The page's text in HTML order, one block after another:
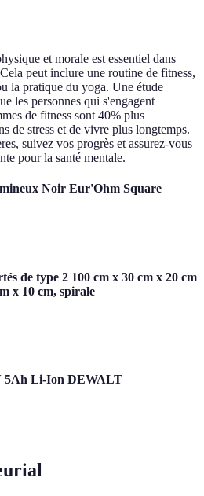
et morale est essentiel dans
peut inclure une routine de fitness,
la pratique du yoga. Une étude
les personnes qui s'engagent
de fitness sont 40% plus
de stress et de vivre plus longtemps.
suivez vos progrès et assurez-vous
pour la santé mentale.
Noir Eur'Ohm Square
de type 2 100 cm x 30 cm x 20 cm
x 10 cm, spirale
5Ah Li-Ion DEWALT